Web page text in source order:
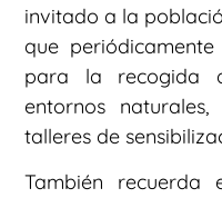
invitado a la
que
para la recogida
entornos
talleres de
También